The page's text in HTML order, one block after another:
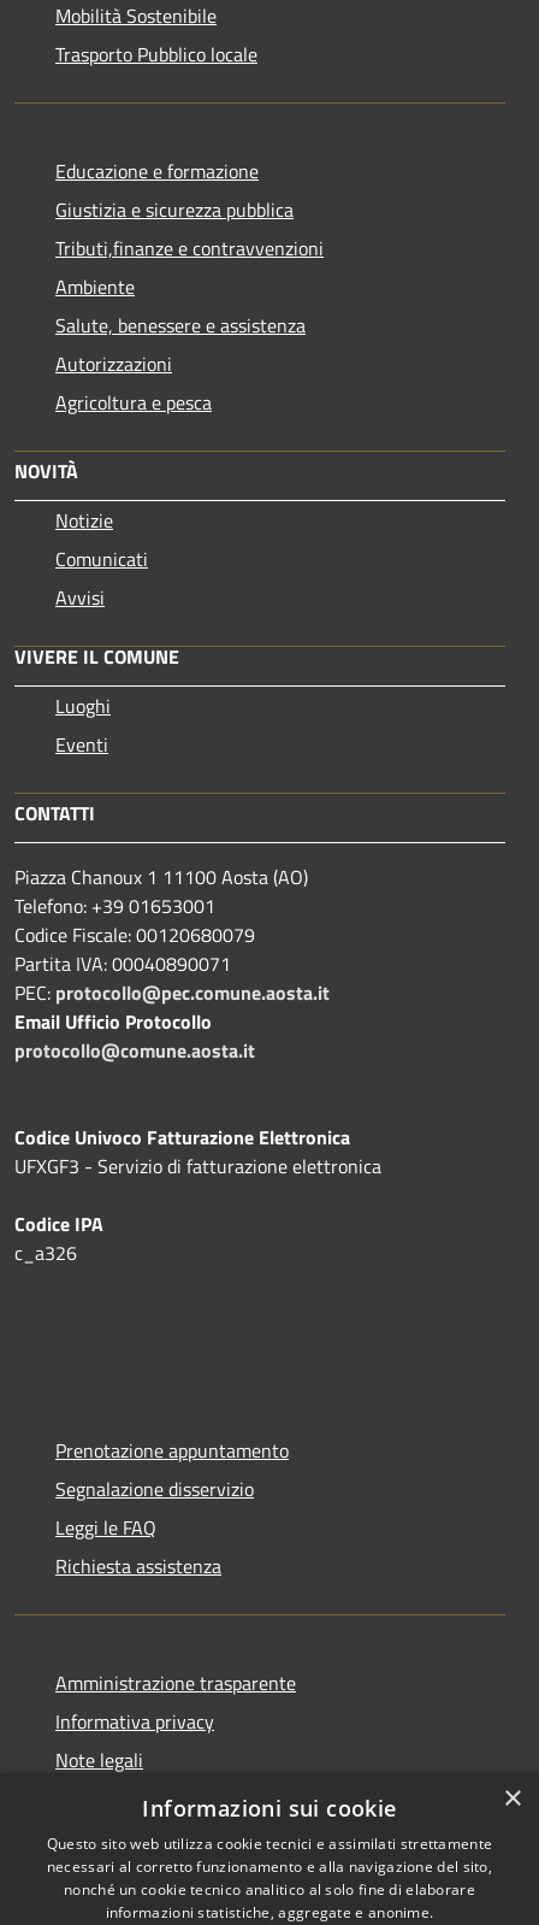
Mobilità Sostenibile
Trasporto Pubblico locale
Educazione e formazione
Giustizia e sicurezza pubblica
Tributi,finanze e contravvenzioni
Ambiente
Salute, benessere e assistenza
Autorizzazioni
Agricoltura e pesca
NOVITÀ
Notizie
Comunicati
Avvisi
VIVERE IL COMUNE
Luoghi
Eventi
CONTATTI
Piazza Chanoux 1 11100 Aosta (AO)
Telefono: +39 01653001
Codice Fiscale: 00120680079
Partita IVA: 00040890071
PEC: protocollo@pec.comune.aosta.it
Email Ufficio Protocollo
protocollo@comune.aosta.it
Codice Univoco Fatturazione Elettronica
UFXGF3 - Servizio di fatturazione elettronica
Codice IPA
c_a326
Prenotazione appuntamento
Segnalazione disservizio
Leggi le FAQ
Richiesta assistenza
Amministrazione trasparente
Informativa privacy
Note legali
Dichiarazione di accessibilità
Copyright © 2026 • Comune di
×
Informazioni sui cookie
Questo sito web utilizza cookie tecnici e assimilati strettamente
necessari al corretto funzionamento e alla navigazione del sito,
nonché un cookie tecnico analitico al solo fine di elaborare
informazioni statistiche, aggregate e anonime.